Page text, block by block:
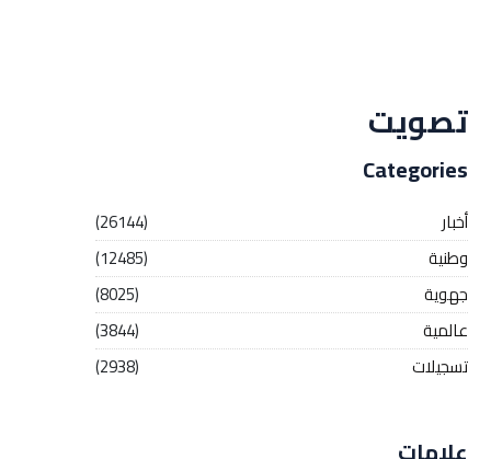
تصويت
Categories
أخبار
(26144)
وطنية
(12485)
جهوية
(8025)
عالمية
(3844)
تسجيلات
(2938)